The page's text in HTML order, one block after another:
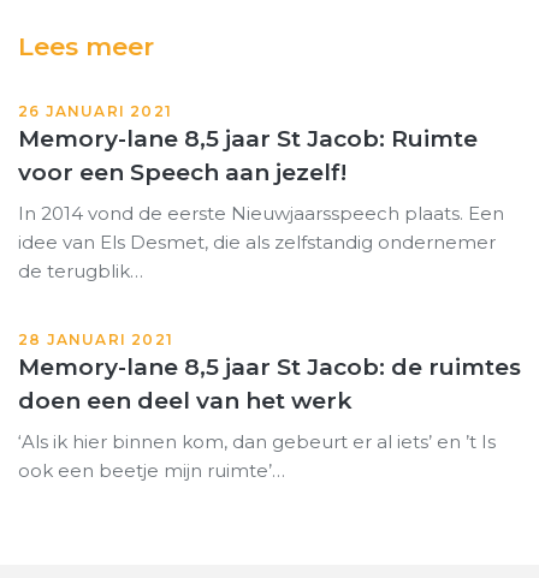
Lees meer
26 JANUARI 2021
Memory-lane 8,5 jaar St Jacob: Ruimte
voor een Speech aan jezelf!
In 2014 vond de eerste Nieuwjaarsspeech plaats. Een
idee van Els Desmet, die als zelfstandig ondernemer
de terugblik…
28 JANUARI 2021
Memory-lane 8,5 jaar St Jacob: de ruimtes
doen een deel van het werk
‘Als ik hier binnen kom, dan gebeurt er al iets’ en ’t Is
ook een beetje mijn ruimte’…